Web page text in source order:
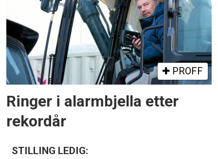
PROFF
Ringer i alarmbjella etter
rekordår
STILLING LEDIG: